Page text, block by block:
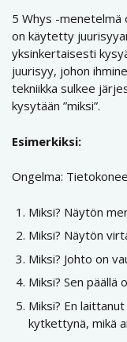
5 Whys -menetelmä
on käytetty
yksinkertaisesti
juurisyy, johon
tekniikka sulkee
kysytään ”miksi”.
Esimerkiksi:
Ongelma:
Miksi? Näytön
Miksi? Näytön
Miksi? Johto on
Miksi? Sen päällä
Miksi? En
kytkettynä, mikä